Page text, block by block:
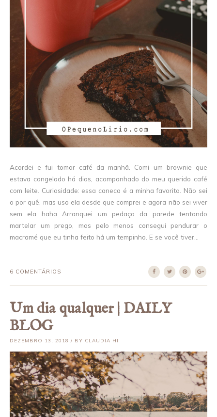
Acordei e fui tomar café da manhã. Comi um brownie que
estava congelado há dias, acompanhado do meu querido café
com leite. Curiosidade: essa caneca é a minha favorita. Não sei
o por quê, mas uso ela desde que comprei e agora não sei viver
sem ela haha Arranquei um pedaço da parede tentando
martelar um prego, mas pelo menos consegui pendurar o
macramé que eu tinha feito há um tempinho. E se você tiver...
6 COMENTÁRIOS
Um dia qualquer | DAILY
BLOG
DEZEMBRO 13, 2018 / BY CLAUDIA HI